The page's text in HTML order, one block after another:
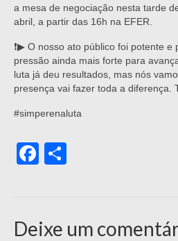
a mesa de negociação nesta tarde
abril, a partir das 16h na EFER.
❗▶ O nosso ato público foi potente
pressão ainda mais forte para
luta já deu resultados, mas nós
presença vai fazer toda a diferença.
#simperenaluta
Facebook
Deixe um